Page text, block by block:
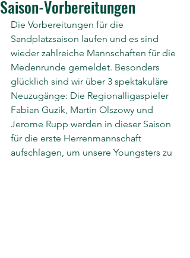
Saison-Vorbereitungen
Die Vorbereitungen für die
Sandplatzsaison laufen und es sind
wieder zahlreiche Mannschaften für die
Medenrunde gemeldet. Besonders
glücklich sind wir über 3 spektakuläre
Neuzugänge: Die Regionalligaspieler
Fabian Guzik, Martin Olszowy und
Jerome Rupp werden in dieser Saison
für die erste Herrenmannschaft
aufschlagen, um unsere Youngsters zu